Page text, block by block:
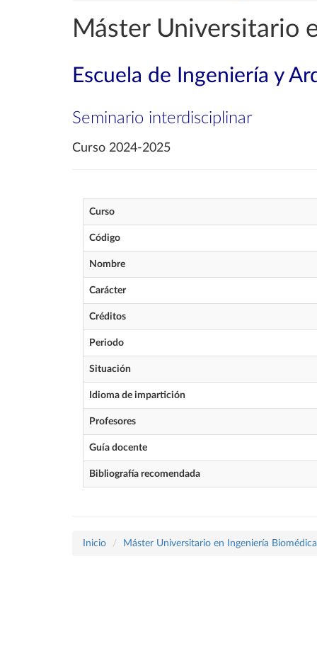
Máster Universitario
Escuela de Ingeniería y
Seminario interdisciplinar
Curso 2024-2025
Curso
Código
Nombre
Carácter
Créditos
Periodo
Situación
Idioma de impartición
Profesores
Guía docente
Bibliografía recomendada
Inicio Máster Universitario en Ingeniería Biomédica